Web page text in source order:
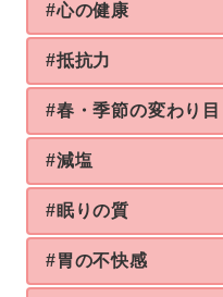
#心の健康
#抵抗力
#春・季節の変わり目
#減塩
#眠りの質
#胃の不快感